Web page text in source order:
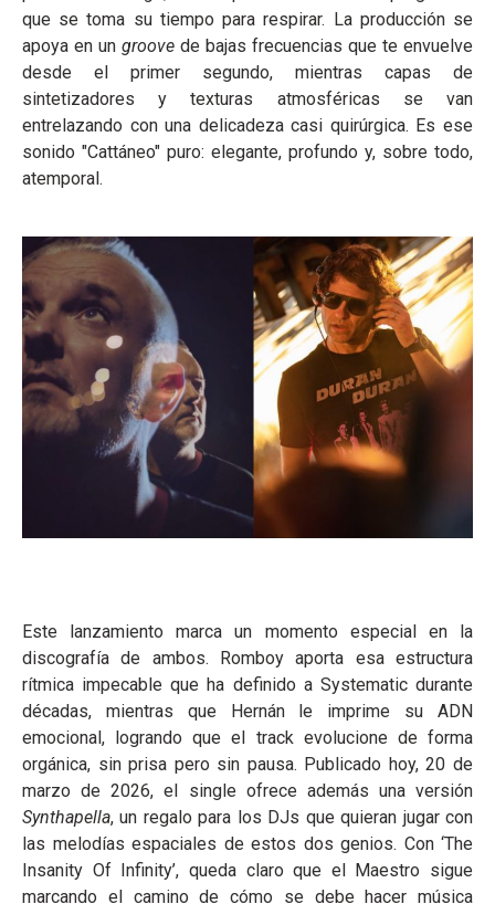
que se toma su tiempo para respirar. La producción se
apoya en un groove de bajas frecuencias que te envuelve
desde el primer segundo, mientras capas de
sintetizadores y texturas atmosféricas se van
entrelazando con una delicadeza casi quirúrgica. Es ese
sonido "Cattáneo" puro: elegante, profundo y, sobre todo,
atemporal.
Este lanzamiento marca un momento especial en la
discografía de ambos. Romboy aporta esa estructura
rítmica impecable que ha definido a Systematic durante
décadas, mientras que Hernán le imprime su ADN
emocional, logrando que el track evolucione de forma
orgánica, sin prisa pero sin pausa. Publicado hoy, 20 de
marzo de 2026, el single ofrece además una versión
Synthapella, un regalo para los DJs que quieran jugar con
las melodías espaciales de estos dos genios. Con ‘The
Insanity Of Infinity’, queda claro que el Maestro sigue
marcando el camino de cómo se debe hacer música